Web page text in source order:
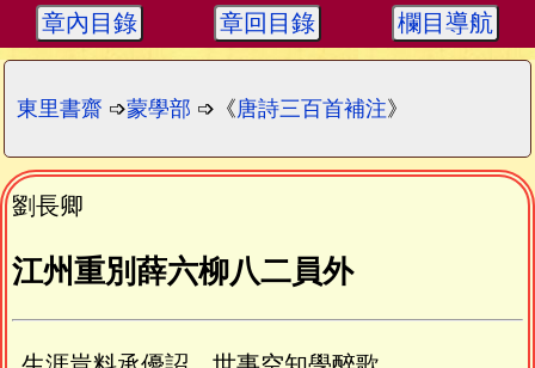
章內目錄 章回目錄 欄目導航
東里書齋 ➩蒙學部 ➩《唐詩三百首補注》
劉長卿
江州重別薛六柳八二員外